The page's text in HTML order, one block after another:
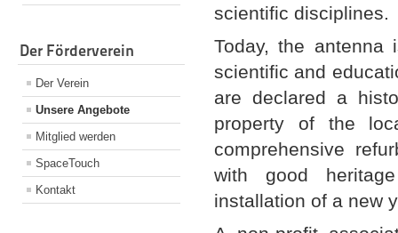
Der Förderverein
Der Verein
Unsere Angebote
Mitglied werden
SpaceTouch
Kontakt
scientific disciplines.
Today, the
scientific and
are declared a
property of the
comprehensive
with good
installation of a new